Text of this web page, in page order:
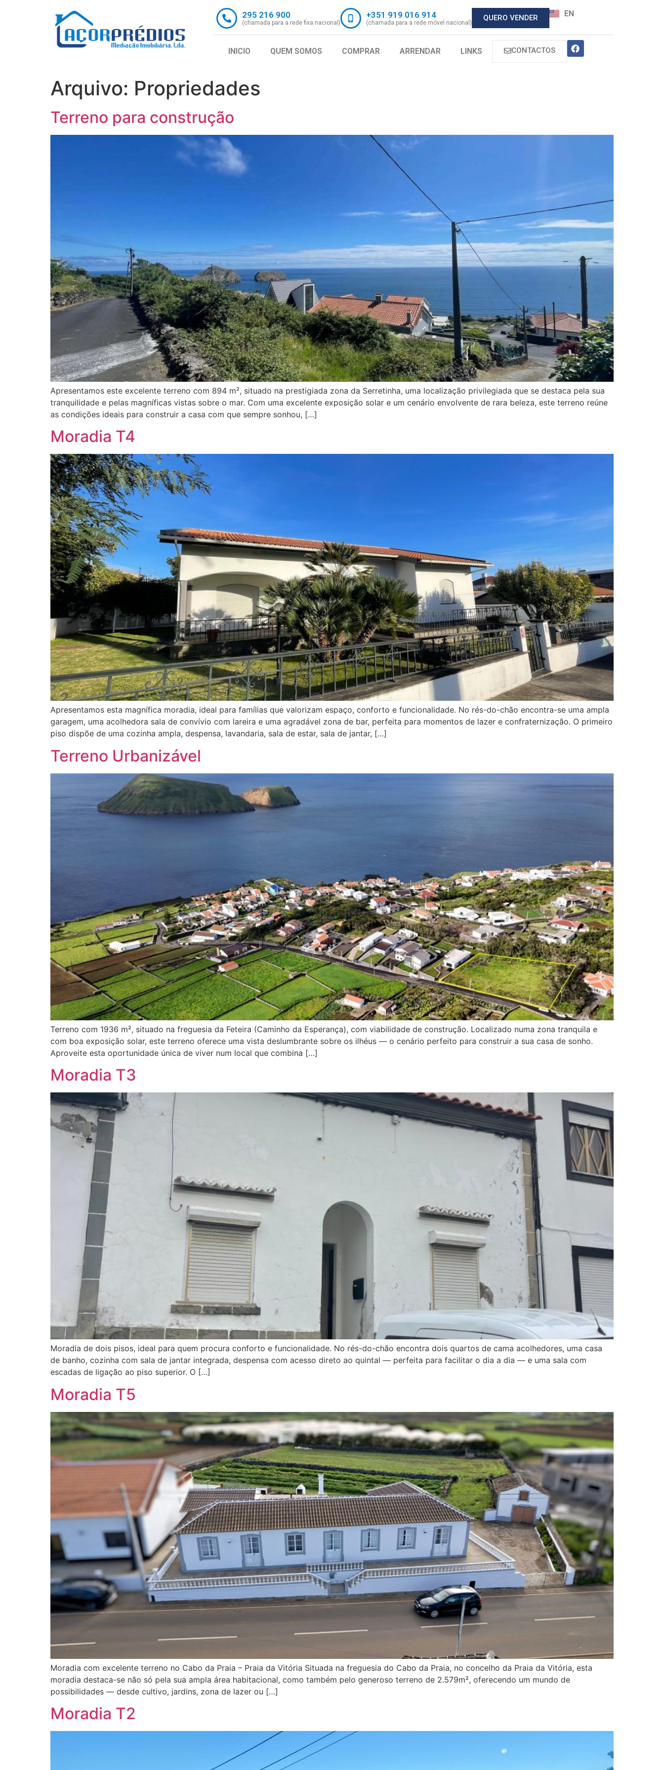
295 216 900
(chamada para a rede fixa nacional)
+351 919 016 914
(chamada para a rede móvel nacional)
QUERO VENDER EN
INICIO QUEM SOMOS COMPRAR ARRENDAR LINKS CONTACTOS
Arquivo: Propriedades
Terreno para construção
Apresentamos este excelente terreno com 894 m², situado na prestigiada zona da Serretinha, uma localização privilegiada que se destaca pela sua
tranquilidade e pelas magníficas vistas sobre o mar. Com uma excelente exposição solar e um cenário envolvente de rara beleza, este terreno reúne
as condições ideais para construir a casa com que sempre sonhou, […]
Moradia T4
Apresentamos esta magnífica moradia, ideal para famílias que valorizam espaço, conforto e funcionalidade. No rés-do-chão encontra-se uma ampla
garagem, uma acolhedora sala de convívio com lareira e uma agradável zona de bar, perfeita para momentos de lazer e confraternização. O primeiro
piso dispõe de uma cozinha ampla, despensa, lavandaria, sala de estar, sala de jantar, […]
Terreno Urbanizável
Terreno com 1936 m², situado na freguesia da Feteira (Caminho da Esperança), com viabilidade de construção. Localizado numa zona tranquila e
com boa exposição solar, este terreno oferece uma vista deslumbrante sobre os ilhéus — o cenário perfeito para construir a sua casa de sonho.
Aproveite esta oportunidade única de viver num local que combina […]
Moradia T3
Moradia de dois pisos, ideal para quem procura conforto e funcionalidade. No rés-do-chão encontra dois quartos de cama acolhedores, uma casa
de banho, cozinha com sala de jantar integrada, despensa com acesso direto ao quintal — perfeita para facilitar o dia a dia — e uma sala com
escadas de ligação ao piso superior. O […]
Moradia T5
Moradia com excelente terreno no Cabo da Praia – Praia da Vitória Situada na freguesia do Cabo da Praia, no concelho da Praia da Vitória, esta
moradia destaca-se não só pela sua ampla área habitacional, como também pelo generoso terreno de 2.579m², oferecendo um mundo de
possibilidades — desde cultivo, jardins, zona de lazer ou […]
Moradia T2